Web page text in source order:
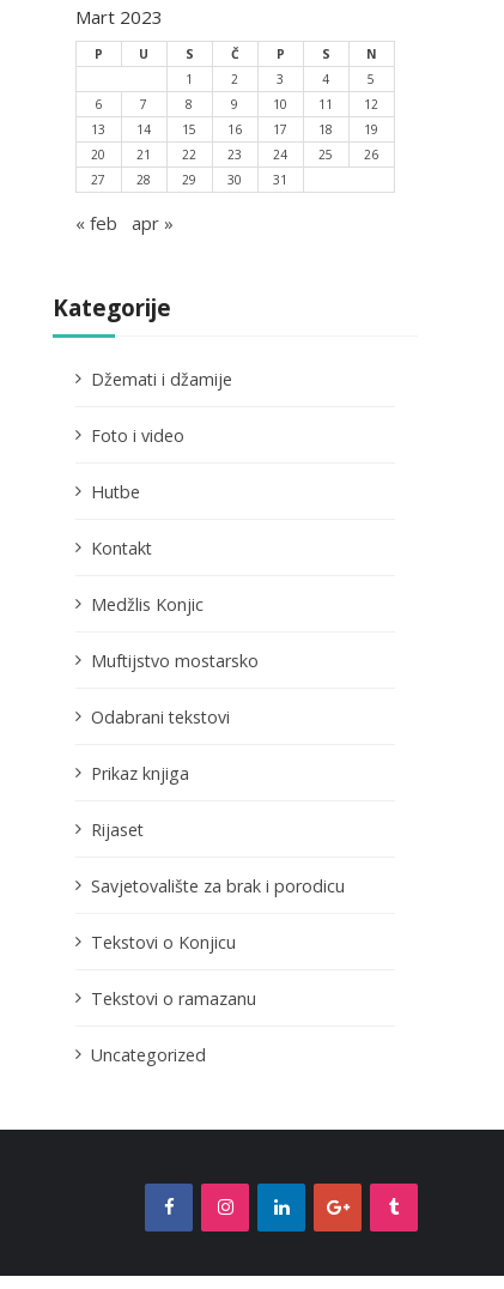
Mart 2023
P U S Č P S
N
1
2 3 4
5
6
7 8 9 10 11
12
13
14 15 16 17 18
19
20
21 22 23 24 25
26
27
28 29 30 31
« feb apr »
Kategorije
Džemati i džamije
Foto i video
Hutbe
Kontakt
Medžlis Konjic
Muftijstvo mostarsko
Odabrani tekstovi
Prikaz knjiga
Rijaset
Savjetovalište za brak i porodicu
Tekstovi o Konjicu
Tekstovi o ramazanu
Uncategorized